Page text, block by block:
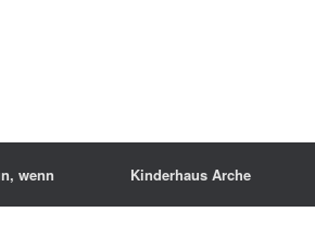
wenn Kinderhaus Arche